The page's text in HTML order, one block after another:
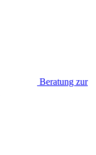
Beratung zur